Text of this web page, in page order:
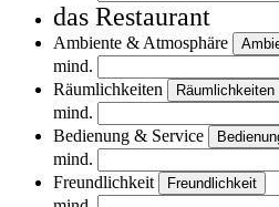
das Restaurant
Ambiente & Atmosphäre
mind.
Räumlichkeiten
Räumlichkeiten
mind.
Bedienung & Service
mind.
Freundlichkeit
Freundlichkeit